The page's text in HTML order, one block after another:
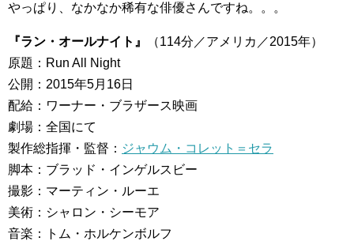
やっぱり、なかなか稀有な俳優さんですね。。。
『ラン・オールナイト』
（114分／アメリカ／2015年）
原題：Run All Night
公開：2015年5月16日
配給：ワーナー・ブラザース映画
劇場：全国にて
製作総指揮・監督： ジャウム・コレット＝セラ
脚本：ブラッド・インゲルスビー
撮影：マーティン・ルーエ
美術：シャロン・シーモア
音楽：トム・ホルケンボルフ